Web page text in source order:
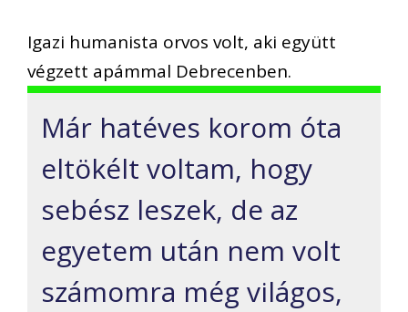
Igazi humanista orvos volt, aki együtt
végzett apámmal Debrecenben.
Már hatéves korom óta
eltökélt voltam, hogy
sebész leszek, de az
egyetem után nem volt
számomra még világos,